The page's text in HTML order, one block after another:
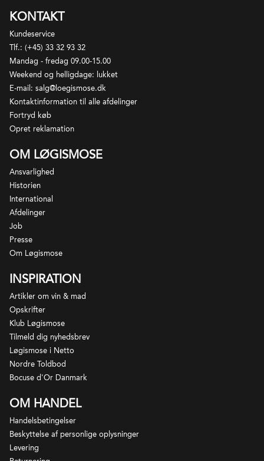
logo. Pakkegebyr er inkluderet i prisen.
*Der tages forbehold for udsolgte varer og årgange.
I sådanne tilfælde vil du blive kontaktet med forslag
til alternativ erstatning.
KONTAKT
Kundeservice
Tlf.: (+45) 33 32 93 32
Mandag - fredag 09.00-15.00
Weekend og helligdage: lukket
E-mail: salg@loegismose.dk
Kontaktinformation til alle afdelinger
Fortryd køb
Opret reklamation
OM LØGISMOSE
Ansvarlighed
Historien
International
Afdelinger
Job
Presse
Om Løgismose
INSPIRATION
Artikler om vin & mad
Opskrifter
Klub Løgismose
Tilmeld dig nyhedsbrev
Løgismose i Netto
Nordre Toldbod
Bocuse d'Or Danmark
OM HANDEL
Handelsbetingelser
Beskyttelse af personlige oplysninger
Levering